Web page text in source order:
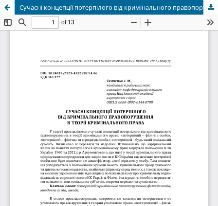
Сучасні концепції потерпілого від кримінального правопорушення в теорії кримінального права